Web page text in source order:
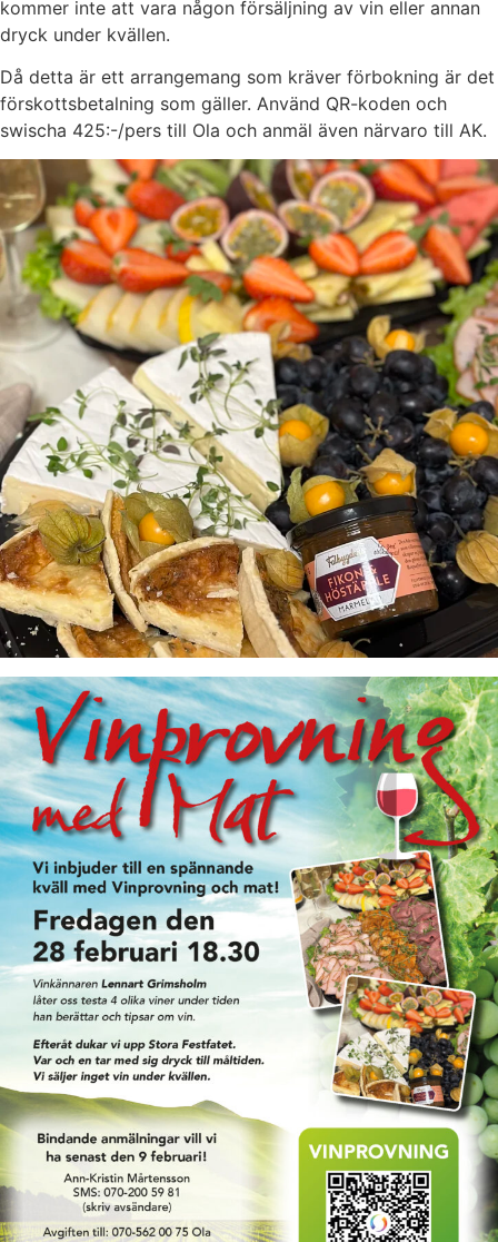
kommer inte att vara någon försäljning av vin eller annan
dryck under kvällen.
Då detta är ett arrangemang som kräver förbokning är det
förskottsbetalning som gäller. Använd QR-koden och
swischa 425:-/pers till Ola och anmäl även närvaro till AK.